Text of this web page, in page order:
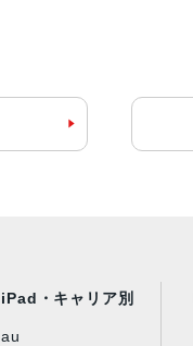
iPad・キャリア別
au